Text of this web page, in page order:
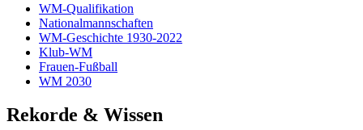
WM-Qualifikation
Nationalmannschaften
WM-Geschichte 1930-2022
Klub-WM
Frauen-Fußball
WM 2030
Rekorde & Wissen